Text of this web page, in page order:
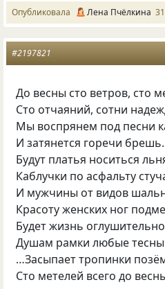
Опубликовала Лена Пчёлкина
#2197821
До весны сто ветров, сто
Сто отчаяний, сотни
Мы воспрянем под песни
И затянется горечи брешь.
Будут платья носиться
Каблучки по асфальту
И мужчины от видов
Красоту женских ног
Будет жизнь
Душам рамки любые
…Засыпает тропинки
Сто метелей всего до